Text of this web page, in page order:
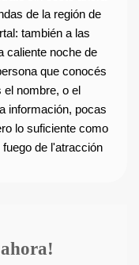
de la región de
también a las
caliente noche de
que conocés
el nombre, o el
información, pocas
lo suficiente como
de l'atracción